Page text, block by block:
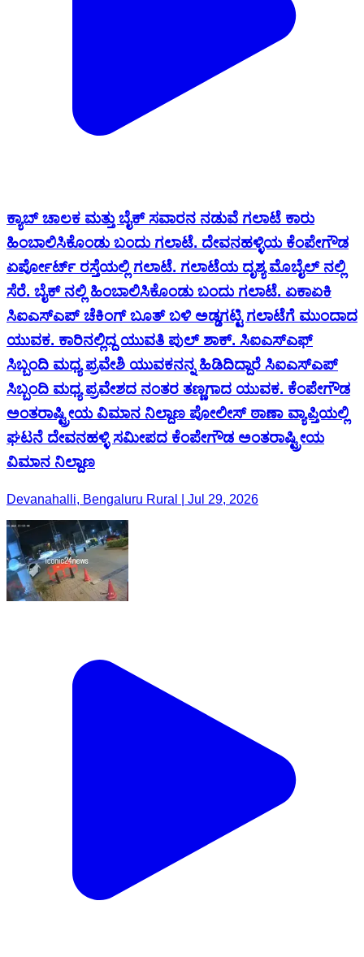
ಕ್ಯಾಬ್ ಚಾಲಕ ಮತ್ತು ಬೈಕ್ ಸವಾರನ ನಡುವೆ ಗಲಾಟೆ‌ ಕಾರು
ಹಿಂಬಾಲಿಸಿಕೊಂಡು ಬಂದು ಗಲಾಟೆ. ದೇವನಹಳ್ಳಿಯ ಕೆಂಪೇಗೌಡ
ಏರ್ಪೋರ್ಟ್ ರಸ್ತೆಯಲ್ಲಿ ಗಲಾಟೆ. ಗಲಾಟೆಯ ದೃಶ್ಯ ಮೊಬೈಲ್ ನಲ್ಲಿ
ಸೆರೆ. ಬೈಕ್ ನಲ್ಲಿ ಹಿಂಬಾಲಿಸಿಕೊಂಡು ಬಂದು ಗಲಾಟೆ. ಏಕಾಏಕಿ
ಸಿಐಎಸ್ಎಪ್ ಚೆಕಿಂಗ್ ಬೂತ್ ಬಳಿ ಅಡ್ಡಗಟ್ಟಿ ಗಲಾಟೆಗೆ ಮುಂದಾದ
ಯುವಕ. ಕಾರಿನಲ್ಲಿದ್ದ ಯುವತಿ ಪುಲ್ ಶಾಕ್. ಸಿಐಎಸ್ಎಫ್
ಸಿಬ್ಬಂದಿ ಮಧ್ಯ ಪ್ರವೇಶಿ ಯುವಕನನ್ನ ಹಿಡಿದಿದ್ದಾರೆ ಸಿಐಎಸ್ಎಪ್
ಸಿಬ್ಬಂದಿ ಮಧ್ಯ ಪ್ರವೇಶದ ನಂತರ ತಣ್ಣಗಾದ ಯುವಕ. ಕೆಂಪೇಗೌಡ
ಅಂತರಾಷ್ಟ್ರೀಯ ವಿಮಾನ ನಿಲ್ದಾಣ ಪೋಲೀಸ್ ಠಾಣಾ ವ್ಯಾಪ್ತಿಯಲ್ಲಿ
ಘಟನೆ‌ ದೇವನಹಳ್ಳಿ ಸಮೀಪದ ಕೆಂಪೇಗೌಡ ಅಂತರಾಷ್ಟ್ರೀಯ
ವಿಮಾನ ನಿಲ್ದಾಣ
Devanahalli, Bengaluru Rural | Jul 29, 2026